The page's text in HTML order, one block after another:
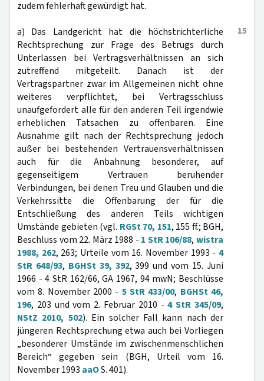
zudem fehlerhaft gewürdigt hat.
15
a) Das Landgericht hat die höchstrichterliche
Rechtsprechung zur Frage des Betrugs durch
Unterlassen bei Vertragsverhältnissen an sich
zutreffend mitgeteilt. Danach ist der
Vertragspartner zwar im Allgemeinen nicht ohne
weiteres verpflichtet, bei Vertragsschluss
unaufgefordert alle für den anderen Teil irgendwie
erheblichen Tatsachen zu offenbaren. Eine
Ausnahme gilt nach der Rechtsprechung jedoch
außer bei bestehenden Vertrauensverhältnissen
auch für die Anbahnung besonderer, auf
gegenseitigem Vertrauen beruhender
Verbindungen, bei denen Treu und Glauben und die
Verkehrssitte die Offenbarung der für die
Entschließung des anderen Teils wichtigen
Umstände gebieten (vgl. RGSt 70, 151, 155 ff.; BGH,
Beschluss vom 22. März 1988 - 1 StR 106/88,wistra
1988, 262, 263; Urteile vom 16. November 1993 -4
StR 648/93, BGHSt 39, 392, 399 und vom 15. Juni
1966 - 4 StR 162/66, GA 1967, 94 mwN; Beschlüsse
vom 8. November 2000 - 5 StR 433/00, BGHSt 46,
196, 203 und vom 2. Februar 2010 -4 StR 345/09,
NStZ 2010, 502). Ein solcher Fall kann nach der
jüngeren Rechtsprechung etwa auch bei Vorliegen
„besonderer Umstände im zwischenmenschlichen
Bereich“ gegeben sein (BGH, Urteil vom 16.
November 1993 aaOS. 401).